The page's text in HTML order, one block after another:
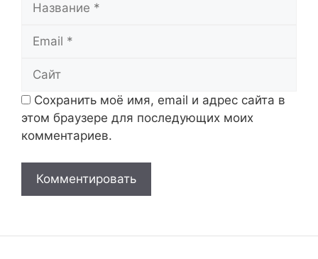
Сохранить моё имя, email и адрес сайта в
этом браузере для последующих моих
комментариев.